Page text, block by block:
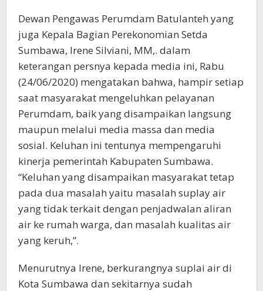
Dewan Pengawas Perumdam Batulanteh yang
juga Kepala Bagian Perekonomian Setda
Sumbawa, Irene Silviani, MM,. dalam
keterangan persnya kepada media ini, Rabu
(24/06/2020) mengatakan bahwa, hampir setiap
saat masyarakat mengeluhkan pelayanan
Perumdam, baik yang disampaikan langsung
maupun melalui media massa dan media
sosial. Keluhan ini tentunya mempengaruhi
kinerja pemerintah Kabupaten Sumbawa.
“Keluhan yang disampaikan masyarakat tetap
pada dua masalah yaitu masalah suplay air
yang tidak terkait dengan penjadwalan aliran
air ke rumah warga, dan masalah kualitas air
yang keruh,”.
Menurutnya Irene, berkurangnya suplai air di
Kota Sumbawa dan sekitarnya sudah